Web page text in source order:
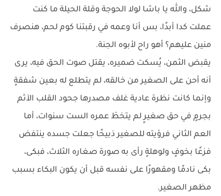
شكل، والله يا باشا لولا الحوجة وقلة الحيلة ما كنت
عملت كدا أبدًا، بس أنا وعمه في رقبتنا كوم لحم، هنصرف
منين عليهم؟ أهو راح لأبوه الجنة.
يقبض الثمن، يُسكت ضميره، يقتل صوت الحق فيه، يرى
أنه أحن على الصغير من خالقه، لم يتطلع له بعين شفقةٍ
وإنما كانت نظرة عادية غلف مصدرها جحود القلب الآثم
بجرمٍ في حق صغيرٍ لم يتخطَ عمره الست سنوات، أما
العم الثاني فرؤيته للصغير ذبيحًا جعلت جسده ينتفض
فزعًا بخوفٍ ولوهلةٍ رأى به صورة صغاره الثلاث، فبكى،
بكى نادمًا ومقهورًا على نفسه قبل أن يكون البكاء بسبب
مظهر الصغير.